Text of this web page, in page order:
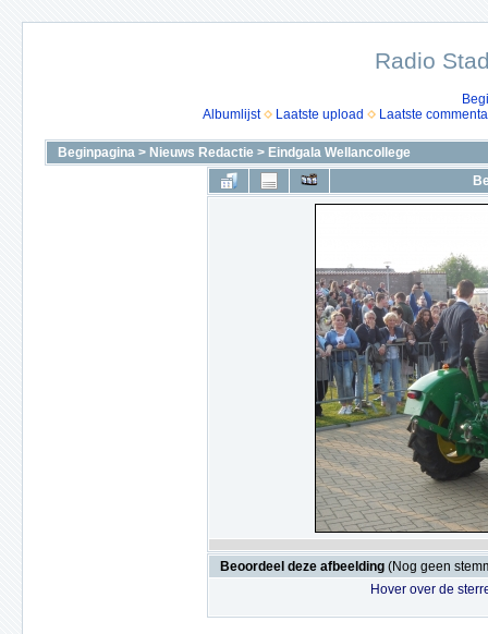
Radio
Albumlijst
Laatste upload Laatste
Beginpagina > Nieuws Redactie > Eindgala Wellancollege
Beoordeel deze afbeelding (Nog geen
Hover over de